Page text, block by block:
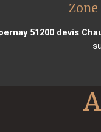
51200devis